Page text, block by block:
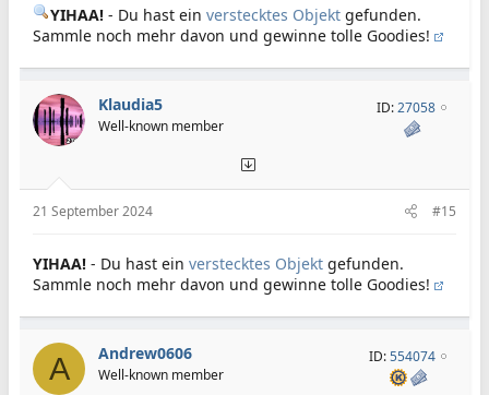
YIHAA! - Du hast ein verstecktes Objekt gefunden.
Sammle noch mehr davon und gewinne tolle Goodies!
Klaudia5
Well-known member
ID:27058
21 September 2024 #15
YIHAA! - Du hast ein verstecktes Objekt gefunden.
Sammle noch mehr davon und gewinne tolle Goodies!
A Andrew0606
Well-known member
ID:554074